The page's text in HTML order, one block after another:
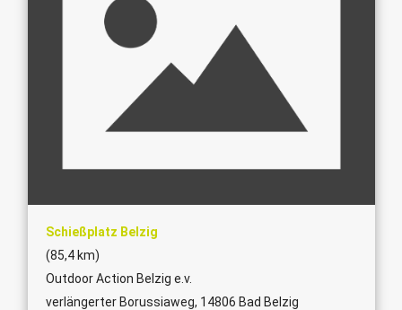
Schießplatz Belzig
(85,4 km)
Outdoor Action Belzig e.v.
verlängerter Borussiaweg, 14806 Bad Belzig